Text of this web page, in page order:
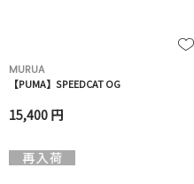
MURUA
【PUMA】SPEEDCAT OG
15,400 円